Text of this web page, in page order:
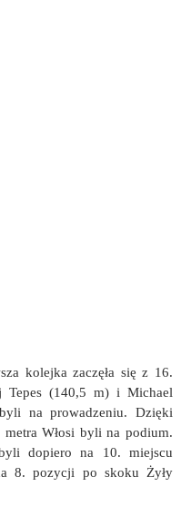
kolejka zaczęła się z 16.
(140,5 m) i Michael
na prowadzeniu. Dzięki
Włosi byli na podium.
dopiero na 10. miejscu
8. pozycji po skoku Żyły